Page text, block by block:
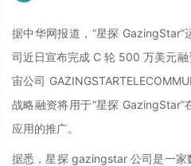
据中华网报道，“星探
司近日宣布完成 C 轮 500 万美元
宙公司
战略融资将用于“星探
应用的推广。
据悉，星探 gazingstar 公司是一家